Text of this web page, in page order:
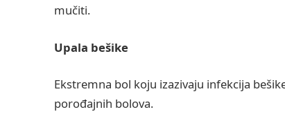
mučiti.
Upala bešike
Ekstremna bol koju izazivaju infekcija
porođajnih bolova.